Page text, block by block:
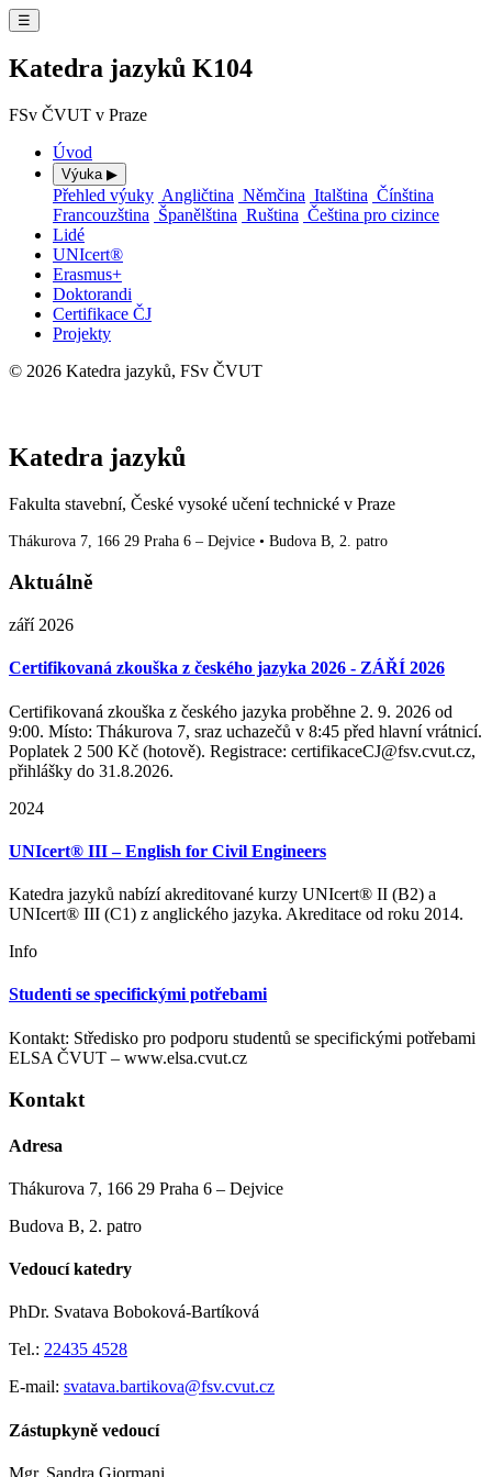
☰
Katedra jazyků K104
FSv ČVUT v Praze
Úvod
Výuka ▶
Přehled výuky Angličtina Němčina Italština Čínština
Francouzština Španělština Ruština Čeština pro cizince
Lidé
UNIcert®
Erasmus+
Doktorandi
Certifikace ČJ
Projekty
© 2026 Katedra jazyků, FSv ČVUT
Katedra jazyků
Fakulta stavební, České vysoké učení technické v Praze
Thákurova 7, 166 29 Praha 6 – Dejvice • Budova B, 2. patro
Aktuálně
září 2026
Certifikovaná zkouška z českého jazyka 2026 - ZÁŘÍ 2026
Certifikovaná zkouška z českého jazyka proběhne 2. 9. 2026 od
9:00. Místo: Thákurova 7, sraz uchazečů v 8:45 před hlavní vrátnicí.
Poplatek 2 500 Kč (hotově). Registrace: certifikaceCJ@fsv.cvut.cz,
přihlášky do 31.8.2026.
2024
UNIcert® III – English for Civil Engineers
Katedra jazyků nabízí akreditované kurzy UNIcert® II (B2) a
UNIcert® III (C1) z anglického jazyka. Akreditace od roku 2014.
Info
Studenti se specifickými potřebami
Kontakt: Středisko pro podporu studentů se specifickými potřebami
ELSA ČVUT – www.elsa.cvut.cz
Kontakt
Adresa
Thákurova 7, 166 29 Praha 6 – Dejvice
Budova B, 2. patro
Vedoucí katedry
PhDr. Svatava Boboková-Bartíková
Tel.: 22435 4528
E-mail: svatava.bartikova@fsv.cvut.cz
Zástupkyně vedoucí
Mgr. Sandra Giormani